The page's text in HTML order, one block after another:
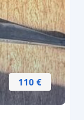
110 €